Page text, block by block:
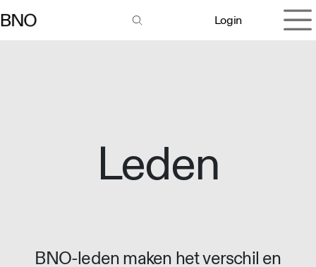
Login
Leden
BNO-leden maken het verschil en